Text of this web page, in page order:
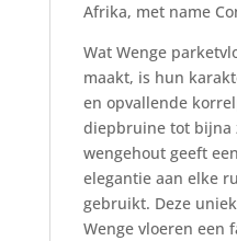
Afrika, met name
Wat Wenge
maakt, is hun
en opvallende
diepbruine tot bijna
wengehout geeft
elegantie aan elke
gebruikt. Deze
Wenge vloeren een